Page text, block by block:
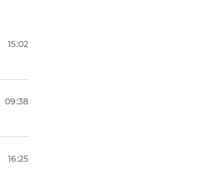
15:02
09:38
16:25